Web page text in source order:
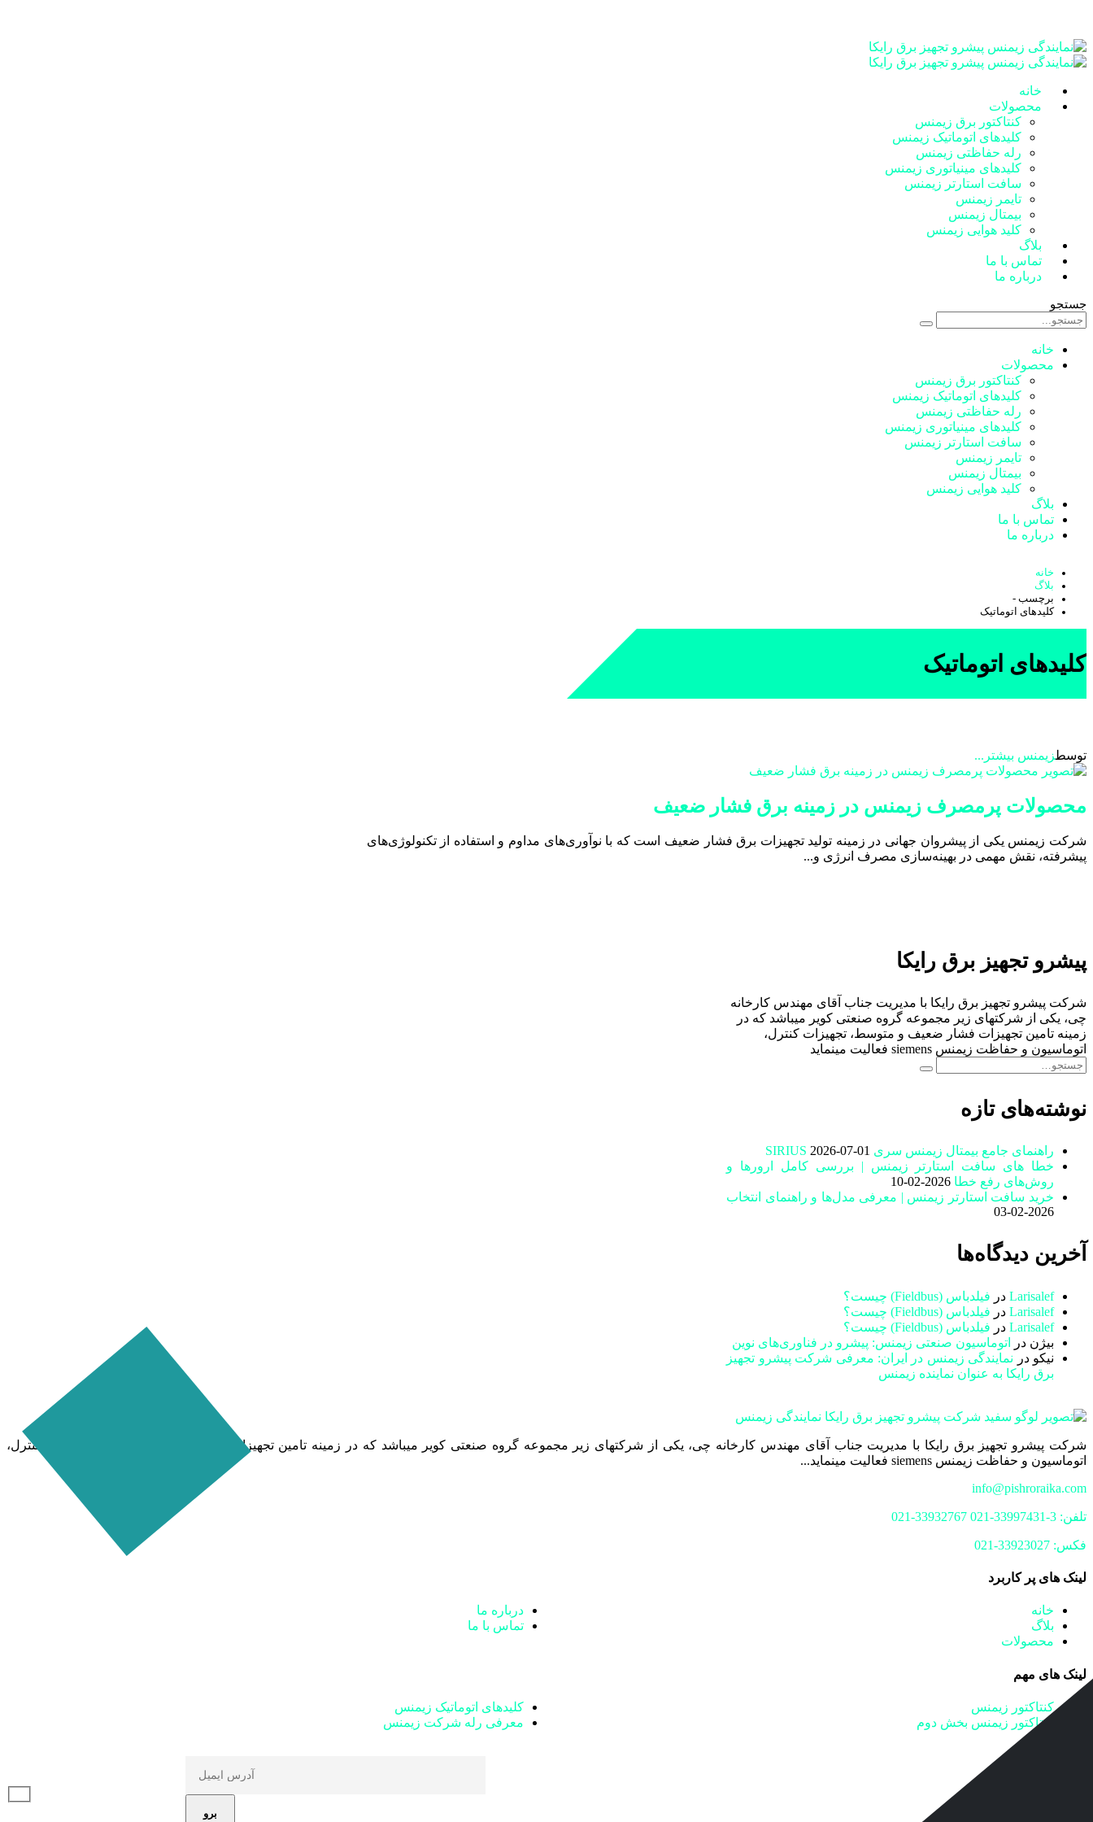
خانه
محصولات
کنتاکتور برق زیمنس
کلیدهای اتوماتیک زیمنس
رله حفاظتی زیمنس
کلیدهای مینیاتوری زیمنس
سافت استارتر زیمنس
تایمر زیمنس
بیمتال زیمنس
کلید هوایی زیمنس
بلاگ
تماس با ما
درباره ما
جستجو
خانه
محصولات
کنتاکتور برق زیمنس
کلیدهای اتوماتیک زیمنس
رله حفاظتی زیمنس
کلیدهای مینیاتوری زیمنس
سافت استارتر زیمنس
تایمر زیمنس
بیمتال زیمنس
کلید هوایی زیمنس
بلاگ
تماس با ما
درباره ما
خانه
بلاگ
برچسب -
کلیدهای اتوماتیک
کلیدهای اتوماتیک
توسطزیمنس بیشتر...
محصولات پرمصرف زیمنس در زمینه برق فشار ضعیف
شرکت زیمنس یکی از پیشروان جهانی در زمینه تولید تجهیزات برق فشار ضعیف است که با نوآوری‌های مداوم و استفاده از تکنولوژی‌های
پیشرفته، نقش مهمی در بهینه‌سازی مصرف انرژی و...
پیشرو تجهیز برق رایکا
شرکت پیشرو تجهیز برق رایکا با مدیریت جناب آقای مهندس کارخانه
چی، یکی از شرکتهای زیر مجموعه گروه صنعتی کویر میباشد که در
زمینه تامین تجهیزات فشار ضعیف و متوسط، تجهیزات کنترل،
اتوماسیون و حفاظت زیمنس siemens فعالیت مینماید
نوشته‌های تازه
راهنمای جامع بیمتال زیمنس سری SIRIUS 2026-07-01
خطا های سافت استارتر زیمنس | بررسی کامل ارورها و
روش‌های رفع خطا 2026-02-10
خرید سافت استارتر زیمنس | معرفی مدل‌ها و راهنمای انتخاب
2026-02-03
آخرین دیدگاه‌ها
Larisalef در فیلدباس (Fieldbus) چیست؟
Larisalef در فیلدباس (Fieldbus) چیست؟
Larisalef در فیلدباس (Fieldbus) چیست؟
بیژن در
اتوماسیون صنعتی زیمنس: پیشرو در فناوری‌های نوین
نیکو در نمایندگی زیمنس در ایران: معرفی شرکت پیشرو تجهیز
برق رایکا به عنوان نماینده زیمنس
شرکت پیشرو تجهیز برق رایکا با مدیریت جناب آقای مهندس کارخانه چی، یکی از شرکتهای زیر مجموعه گروه صنعتی کویر میباشد که در زمینه تامین تجهیزات فشار ضعیف و متوسط، تجهیزات کنترل،
اتوماسیون و حفاظت زیمنس siemens فعالیت مینماید...
info@pishroraika.com
تلفن: 3-33997431-021 33932767-021
فکس: 33923027-021
لینک های پر کاربرد
خانه
بلاگ
محصولات
درباره ما
تماس با ما
لینک های مهم
کنتاکتور زیمنس
کنتاکتور زیمنس بخش دوم
کلیدهای اتوماتیک زیمنس
معرفی رله‌ شرکت زیمنس
برو